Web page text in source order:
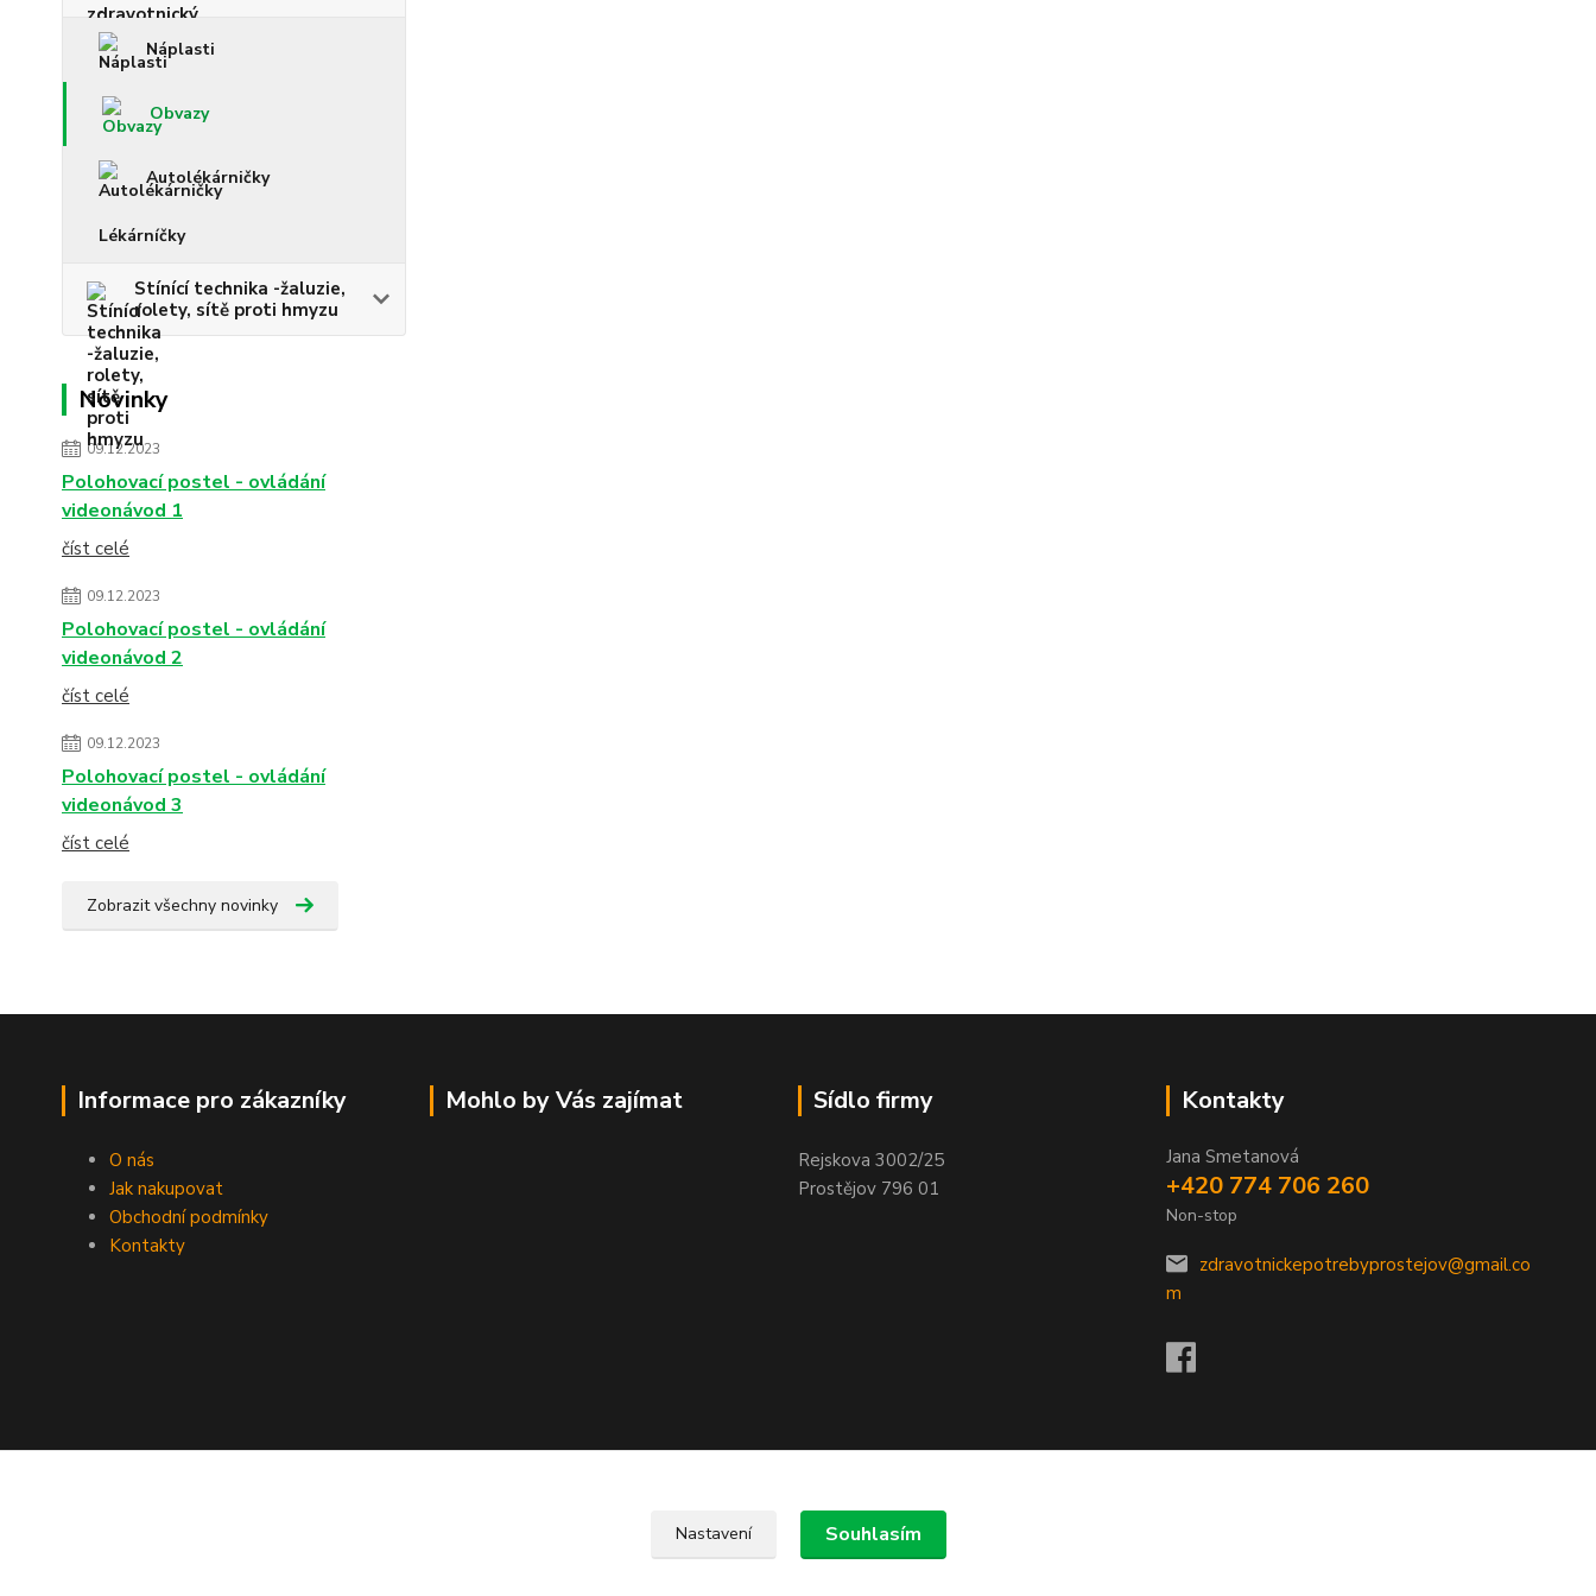
Náplasti
Obvazy
Autolékárničky
Lékárníčky
Stínící technika -žaluzie,
rolety, sítě proti hmyzu
Novinky
09.12.2023
Polohovací postel - ovládání
videonávod 1
číst celé
09.12.2023
Polohovací postel - ovládání
videonávod 2
číst celé
09.12.2023
Polohovací postel - ovládání
videonávod 3
číst celé
Zobrazit všechny novinky
Informace pro zákazníky
O nás
Jak nakupovat
Obchodní podmínky
Kontakty
Mohlo by Vás zajímat Sídlo firmy
Rejskova 3002/25
Prostějov 796 01
Kontakty
Jana Smetanová
+420 774 706 260
Non-stop
zdravotnickepotrebyprostejov@gmail.co
m
Nastavení Souhlasím